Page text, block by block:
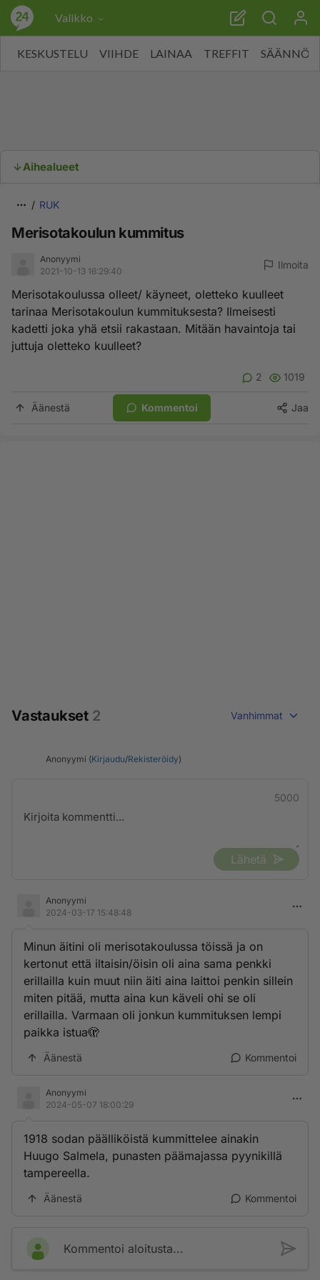
Valikko
KESKUSTELU VIIHDE LAINAA TREFFIT SÄÄNNÖT
Aihealueet
RUK
Merisotakoulun kummitus
Anonyymi
2021-10-13 16:29:40
Ilmoita
Merisotakoulussa olleet/ käyneet, oletteko kuulleet
tarinaa Merisotakoulun kummituksesta? Ilmeisesti
kadetti joka yhä etsii rakastaan. Mitään havaintoja tai
juttuja oletteko kuulleet?
2 1019
Äänestä Kommentoi Jaa
Vastaukset 2 Vanhimmat
Anonyymi (Kirjaudu/Rekisteröidy)
5000
Lähetä
Anonyymi
2024-03-17 15:48:48
Minun äitini oli merisotakoulussa töissä ja on
kertonut että iltaisin/öisin oli aina sama penkki
erillailla kuin muut niin äiti aina laittoi penkin sillein
miten pitää, mutta aina kun käveli ohi se oli
erillailla. Varmaan oli jonkun kummituksen lempi
paikka istua🫣
Äänestä Kommentoi
Anonyymi
2024-05-07 18:00:29
1918 sodan päälliköistä kummittelee ainakin
Huugo Salmela, punasten päämajassa pyynikillä
tampereella.
Äänestä Kommentoi
Kommentoi aloitusta...